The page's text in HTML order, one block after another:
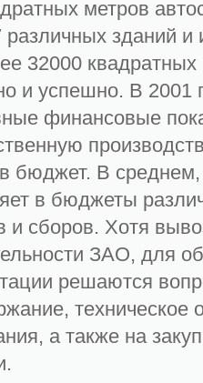
метров
различных зданий
32000 квадратных
и успешно. В 2001
финансовые
в бюджет. В
в бюджеты
и сборов. Хотя
ЗАО, для
решаются
техническое
а также на